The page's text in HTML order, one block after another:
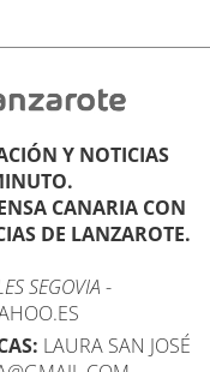
Y NOTICIAS
CANARIA CON
DE LANZAROTE.
SEGOVIA -
LAURA SAN JOSÉ